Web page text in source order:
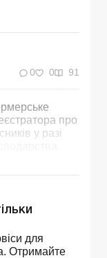
0 0 91
про
у разі
для
Отримайте